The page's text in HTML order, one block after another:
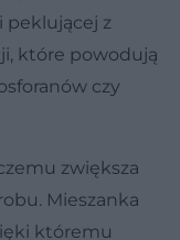
peklującej z
które powodują
czy
zwiększa
Mieszanka
któremu